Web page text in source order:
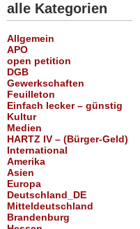
alle Kategorien
Allgemein
APO
open petition
DGB
Gewerkschaften
Feuilleton
Einfach lecker – günstig
Kultur
Medien
HARTZ IV – (Bürger-Geld)
International
Amerika
Asien
Europa
Deutschland_DE
Mitteldeutschland
Brandenburg